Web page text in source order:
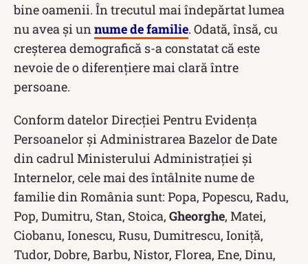
bine oamenii. În trecutul mai îndepărtat lumea
nu avea și un nume de familie. Odată, însă, cu
creșterea demografică s-a constatat că este
nevoie de o diferențiere mai clară între
persoane.
Conform datelor Direcției Pentru Evidența
Persoanelor și Administrarea Bazelor de Date
din cadrul Ministerului Administrației și
Internelor, cele mai des întâlnite nume de
familie din România sunt: Popa, Popescu, Radu,
Pop, Dumitru, Stan, Stoica, Gheorghe, Matei,
Ciobanu, Ionescu, Rusu, Dumitrescu, Ioniță,
Tudor, Dobre, Barbu, Nistor, Florea, Ene, Dinu,